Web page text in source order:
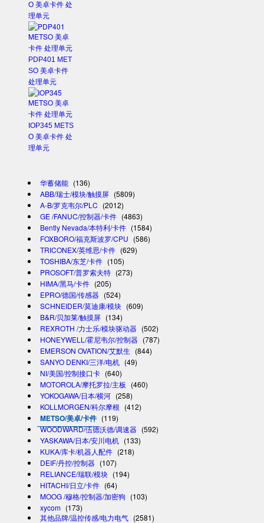
O 美卓卡件 处
理单元
PDP401 MET
SO 美卓卡件
处理单元
IOP345 METS
O 美卓卡件 处
理单元
华蓄储能 (136)
ABB/瑞士/模块/触摸屏 (5809)
A-B/罗克韦尔/PLC (2012)
GE /FANUC/控制器/卡件 (4863)
Bently Nevada/本特利/卡件 (1584)
FOXBORO/福克斯波罗/CPU (586)
TRICONEX/英维思/卡件 (629)
TOSHIBA/东芝/卡件 (105)
PROSOFT/普罗索夫特 (273)
HIMA/黑马/卡件 (205)
EPRO/德国/传感器 (524)
SCHNEIDER/莫迪康/模块 (609)
B&R/贝加莱/触摸屏 (134)
REXROTH /力士乐/模块驱动器 (502)
HONEYWELL/霍尼韦尔/控制器 (787)
EMERSON OVATION/艾默生 (844)
SANYO DENKI/三洋/电机 (49)
NI/美国/控制接口卡 (640)
MOTOROLA/摩托罗拉/主板 (460)
YOKOGAWA/日本/横河 (258)
KOLLMORGEN/科尔摩根 (412)
METSO/美卓/卡件 (119)
WOODWARD/伍德沃德/调速器 (592)
YASKAWA/日本/安川电机 (133)
KUKA/库卡/机器人配件 (218)
DEIF/丹控/控制器 (107)
RELIANCE/瑞联/模块 (194)
HITACHI/日立/卡件 (64)
MOOG /穆格/控制器/加密狗 (103)
xycom (173)
其他品牌/温控传感/电力电气 (2581)